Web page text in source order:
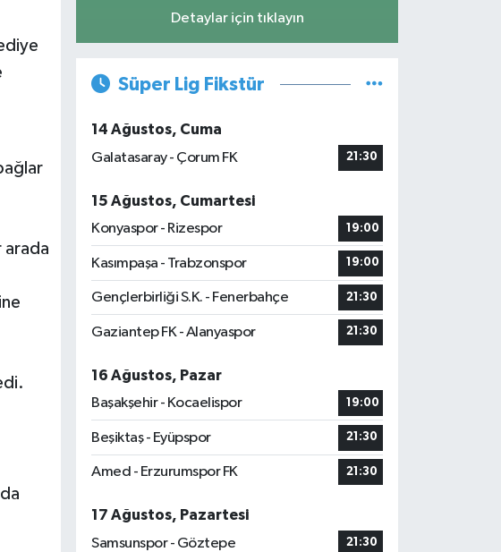
arada
Detaylar için tıklayın
Süper Lig Fikstür
14 Ağustos, Cuma
Galatasaray - Çorum FK
21:30
15 Ağustos, Cumartesi
Konyaspor - Rizespor
19:00
Kasımpaşa - Trabzonspor 19:00
Gençlerbirliği S.K. - Fenerbahçe 21:30
Gaziantep FK - Alanyaspor 21:30
16 Ağustos, Pazar
Başakşehir - Kocaelispor
19:00
Beşiktaş - Eyüpspor 21:30
Amed - Erzurumspor FK 21:30
17 Ağustos, Pazartesi
Samsunspor - Göztepe
21:30